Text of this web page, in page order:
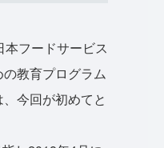
フードサービス
教育プログラム
今回が初めてと